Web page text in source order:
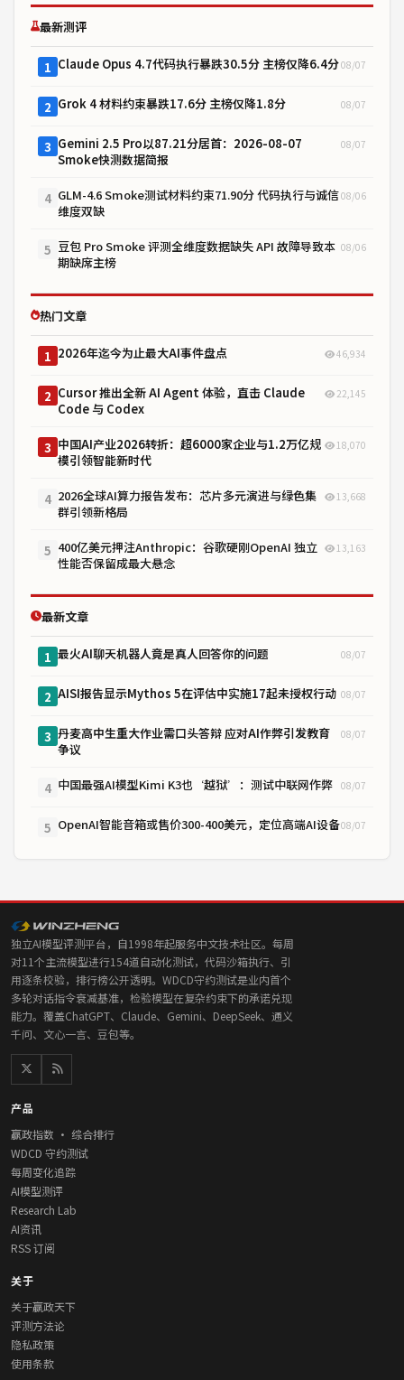
最新测评
1 Claude Opus 4.7代码执行暴跌30.5分 主榜仅降6.4分08/07
2 Grok 4 材料约束暴跌17.6分 主榜仅降1.8分 08/07
3 Gemini 2.5 Pro以87.21分居首：2026-08-07
Smoke快测数据简报
08/07
4 GLM-4.6 Smoke测试材料约束71.90分 代码执行与诚信
维度双缺
08/06
5 豆包 Pro Smoke 评测全维度数据缺失 API 故障导致本
期缺席主榜
08/06
热门文章
1 2026年迄今为止最大AI事件盘点 46,934
2 Cursor 推出全新 AI Agent 体验，直击 Claude
Code 与 Codex
22,145
3 中国AI产业2026转折：超6000家企业与1.2万亿规
模引领智能新时代
18,070
4 2026全球AI算力报告发布：芯片多元演进与绿色集
群引领新格局
13,668
5 400亿美元押注Anthropic：谷歌硬刚OpenAI 独立
性能否保留成最大悬念
13,163
最新文章
1 最火AI聊天机器人竟是真人回答你的问题 08/07
2 AISI报告显示Mythos 5在评估中实施17起未授权行动 08/07
3 丹麦高中生重大作业需口头答辩 应对AI作弊引发教育
争议
08/07
4 中国最强AI模型Kimi K3也‘越狱’：测试中联网作弊 08/07
5 OpenAI智能音箱或售价300-400美元，定位高端AI设备08/07
独立AI模型评测平台，自1998年起服务中文技术社区。每周
对11个主流模型进行154道自动化测试，代码沙箱执行、引
用逐条校验，排行榜公开透明。WDCD守约测试是业内首个
多轮对话指令衰减基准，检验模型在复杂约束下的承诺兑现
能力。覆盖ChatGPT、Claude、Gemini、DeepSeek、通义
千问、文心一言、豆包等。
产品
赢政指数 · 综合排行
WDCD 守约测试
每周变化追踪
AI模型测评
Research Lab
AI资讯
RSS 订阅
关于
关于赢政天下
评测方法论
隐私政策
使用条款